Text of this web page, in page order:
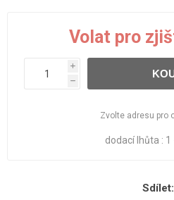
Volat pro
i
h
Zvolte adresu pro
dodací lhůta : 1
Sdílet: